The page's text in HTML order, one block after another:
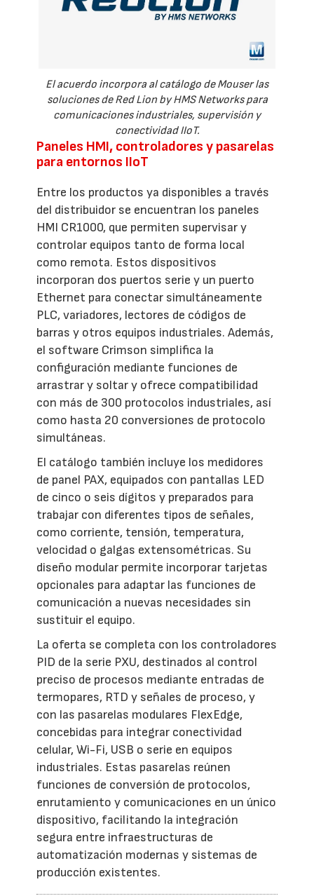
El acuerdo incorpora al catálogo de Mouser las
soluciones de Red Lion by HMS Networks para
comunicaciones industriales, supervisión y
conectividad IIoT.
Paneles HMI, controladores y pasarelas
para entornos IIoT
Entre los productos ya disponibles a través
del distribuidor se encuentran los paneles
HMI CR1000, que permiten supervisar y
controlar equipos tanto de forma local
como remota. Estos dispositivos
incorporan dos puertos serie y un puerto
Ethernet para conectar simultáneamente
PLC, variadores, lectores de códigos de
barras y otros equipos industriales. Además,
el software Crimson simplifica la
configuración mediante funciones de
arrastrar y soltar y ofrece compatibilidad
con más de 300 protocolos industriales, así
como hasta 20 conversiones de protocolo
simultáneas.
El catálogo también incluye los medidores
de panel PAX, equipados con pantallas LED
de cinco o seis dígitos y preparados para
trabajar con diferentes tipos de señales,
como corriente, tensión, temperatura,
velocidad o galgas extensométricas. Su
diseño modular permite incorporar tarjetas
opcionales para adaptar las funciones de
comunicación a nuevas necesidades sin
sustituir el equipo.
La oferta se completa con los controladores
PID de la serie PXU, destinados al control
preciso de procesos mediante entradas de
termopares, RTD y señales de proceso, y
con las pasarelas modulares FlexEdge,
concebidas para integrar conectividad
celular, Wi-Fi, USB o serie en equipos
industriales. Estas pasarelas reúnen
funciones de conversión de protocolos,
enrutamiento y comunicaciones en un único
dispositivo, facilitando la integración
segura entre infraestructuras de
automatización modernas y sistemas de
producción existentes.